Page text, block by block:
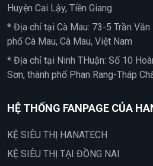
Huyện Cai Lậy, Tiền Giang
* Địa chỉ tại Cà Mau: 73-5 Trần Văn
phố Cà Mau, Cà Mau, Việt Nam
* Địa chỉ tại Ninh THuận: Số 10
Sơn, thành phố Phan Rang-Tháp
HỆ THỐNG FANPAGE CỦA
KỆ SIÊU THỊ HANATECH
KỆ SIÊU THỊ TẠI ĐỒNG NAI